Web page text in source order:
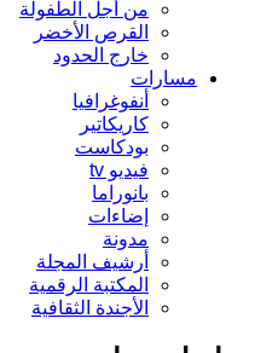
من أجل الطفولة
القرص الأخضر
خارج الحدود
مسارات
أنفوغرافيا
كاريكاتير
بودكاست
فيديو tv
بانوراما
إضاءات
مدونة
أرشيف المجلة
المكتبة الرقمية
الأجندة الثقافية